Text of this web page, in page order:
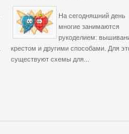
На сегодняшний день
многие занимаются
рукоделием:
крестом и другими способами. Для
существуют схемы для...